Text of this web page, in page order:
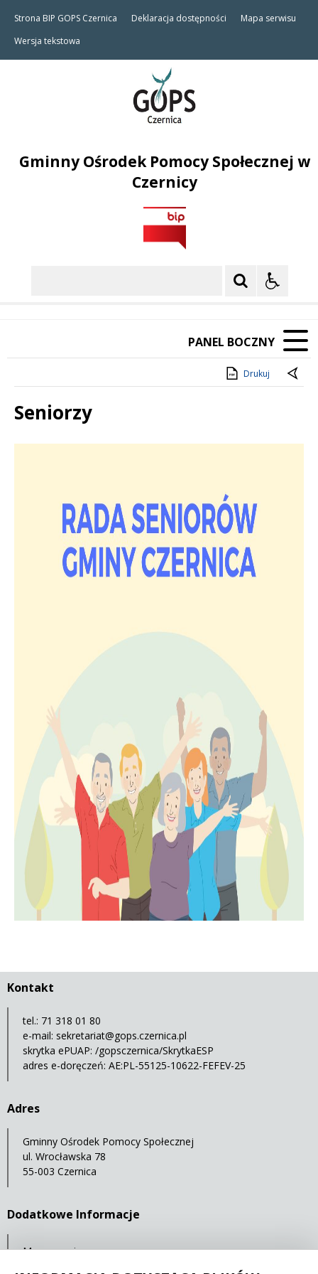
Strona BIP GOPS Czernica Deklaracja dostępności
Mapa serwisu
Wersja tekstowa
Gminny Ośrodek Pomocy Społecznej w
Czernicy
PANEL BOCZNY
Drukuj
Seniorzy
Treść
Kontakt
tel.: 71 318 01 80
e-mail: sekretariat@gops.czernica.pl
skrytka ePUAP: /gopsczernica/SkrytkaESP
adres e-doręczeń: AE:PL-55125-10622-FEFEV-25
Adres
Gminny Ośrodek Pomocy Społecznej
ul. Wrocławska 78
55-003 Czernica
Dodatkowe Informacje
Mapa serwisu
Statystyki oglądalności